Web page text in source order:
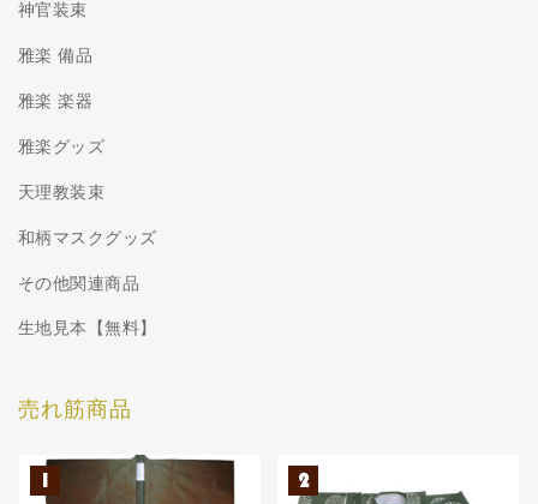
神官装束
雅楽 備品
雅楽 楽器
雅楽グッズ
天理教装束
和柄マスクグッズ
その他関連商品
生地見本【無料】
売れ筋商品